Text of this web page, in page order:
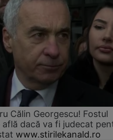
Călin Georgescu! Fostul
dacă va fi judecat
www.stirilekanald.ro